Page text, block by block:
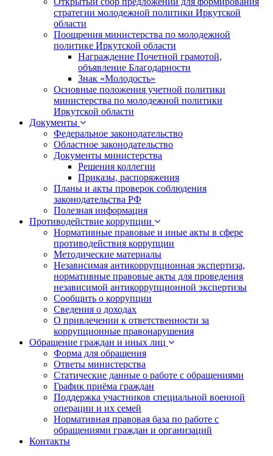
стратегии молодежной политики Иркутской
области
Поощрения министерства по молодежной
политике Иркутской области
Награждение Почетной грамотой,
объявление Благодарности
Знак «Молодость»
Основные положения учетной политики
министерства по молодежной политики
Иркутской области
Документы
Федеральное законодательство
Областное законодательство
Документы министерства
Решения коллегии
Приказы, распоряжения
Планы и акты проверок соблюдения
законодательства РФ
Полезная информация
Противодействие коррупции
Нормативные правовые и иные акты в сфере
противодействия коррупции
Методические материалы
Независимая антикоррупционная экспертиза,
нормативные правовые акты для проведения
независимой антикоррупционной экспертизы
Сообщить о коррупции
Сведения о доходах
О привлечении к ответственности за
коррупционные правонарушения
Обращение граждан и иных лиц
Форма для обращения
Ответы министерства
Статические данные о работе с обращениями
График приёма граждан
Поддержка участников специальной военной
операции и их семей
Нормативная правовая база по работе с
обращениями граждан и организаций
Контакты